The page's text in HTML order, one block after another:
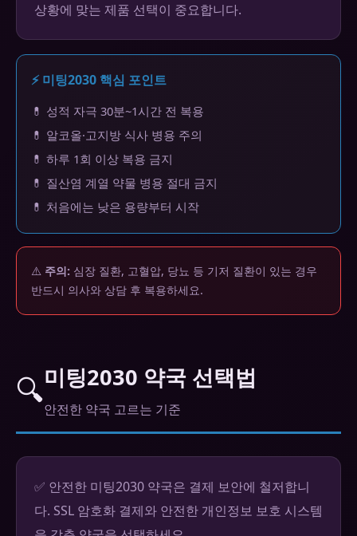
상황에 맞는 제품 선택이 중요합니다.
⚡ 미팅2030 핵심 포인트
💊 성적 자극 30분~1시간 전 복용
💊 알코올·고지방 식사 병용 주의
💊 하루 1회 이상 복용 금지
💊 질산염 계열 약물 병용 절대 금지
💊 처음에는 낮은 용량부터 시작
⚠️ 주의: 심장 질환, 고혈압, 당뇨 등 기저 질환이 있는 경우
반드시 의사와 상담 후 복용하세요.
🔍미팅2030 약국 선택법
안전한 약국 고르는 기준
✅ 안전한 미팅2030 약국은 결제 보안에 철저합니
다. SSL 암호화 결제와 안전한 개인정보 보호 시스템